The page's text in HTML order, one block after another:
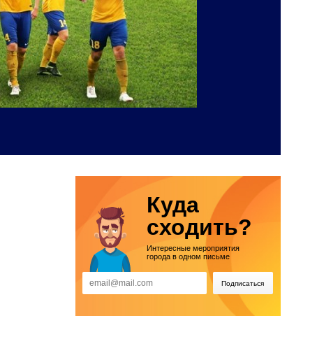
Куда
сходить?
Интересные мероприятия
города в одном письме
Подписаться